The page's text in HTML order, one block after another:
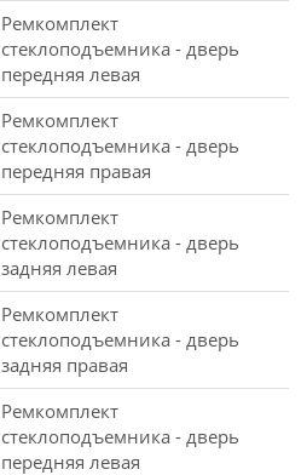
Ремкомплект
стеклоподъемника - дверь
передняя левая
Ремкомплект
стеклоподъемника - дверь
передняя правая
Ремкомплект
стеклоподъемника - дверь
задняя левая
Ремкомплект
стеклоподъемника - дверь
задняя правая
Ремкомплект
стеклоподъемника - дверь
передняя левая